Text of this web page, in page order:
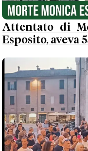
Attentato di
Esposito, aveva